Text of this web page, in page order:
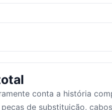
conta a história
de substituição,